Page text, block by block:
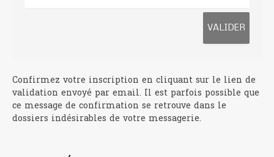
Confirmez votre inscription en cliquant sur le lien de
validation envoyé par email. Il est parfois possible que
ce message de confirmation se retrouve dans le
dossiers indésirables de votre messagerie.